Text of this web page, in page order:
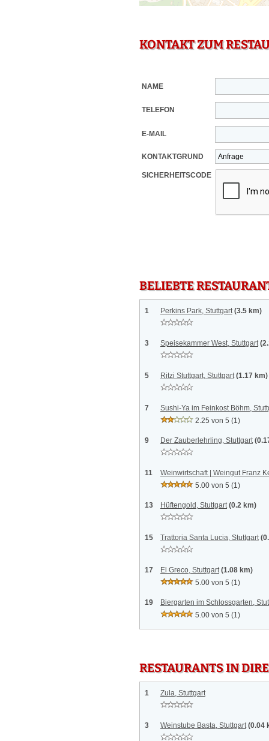
KONTAKT ZUM
NAME
TELEFON
E-MAIL
KONTAKTGRUND
SICHERHEITSCODE
BELIEBTE
1 Perkins Park, Stuttgart (3.5 km)
3 Speisekammer West, Stuttgart
5 Ritzi Stuttgart, Stuttgart (1.17 km)
7
Sushi-Ya im Feinkost Böhm,
2.25 von 5 (1)
9 Der Zauberlehrling, Stuttgart
11
Weinwirtschaft | Weingut Franz
5.00 von 5 (1)
13 Hüftengold, Stuttgart (0.2 km)
15 Trattoria Santa Lucia, Stuttgart
17 El Greco, Stuttgart (1.08 km)
5.00 von 5 (1)
19
Biergarten im Schlossgarten,
5.00 von 5 (1)
RESTAURANTS IN
1 Zula, Stuttgart
3 Weinstube Basta, Stuttgart (0.04